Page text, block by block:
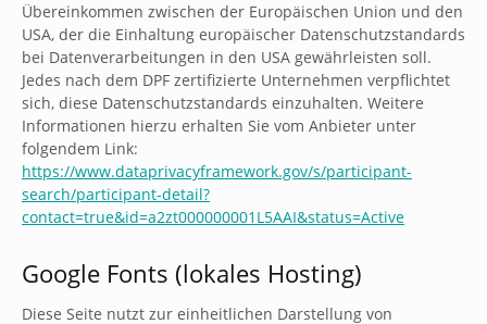
Übereinkommen zwischen der Europäischen Union und den
USA, der die Einhaltung europäischer Datenschutzstandards
bei Datenverarbeitungen in den USA gewährleisten soll.
Jedes nach dem DPF zertifizierte Unternehmen verpflichtet
sich, diese Datenschutzstandards einzuhalten. Weitere
Informationen hierzu erhalten Sie vom Anbieter unter
folgendem Link:
https://www.dataprivacyframework.gov/s/participant-
search/participant-detail?
contact=true&id=a2zt000000001L5AAI&status=Active
Google Fonts (lokales Hosting)
Diese Seite nutzt zur einheitlichen Darstellung von